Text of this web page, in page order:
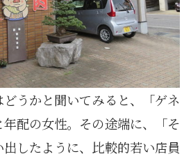
うかと聞いてみると、「ゲネ
配の女性。その途端に、「そ
したように、比較的若い店員